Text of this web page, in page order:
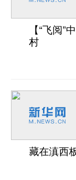
【“飞阅
村
藏在滇西